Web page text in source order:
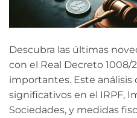
Descubra las últimas
con el Real Decreto 1008/
importantes. Este análisis
significativos en el IRPF,
Sociedades, y medidas